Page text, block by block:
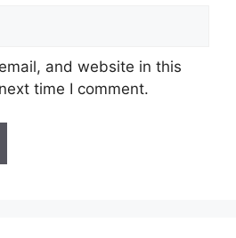
and website in this
time I comment.